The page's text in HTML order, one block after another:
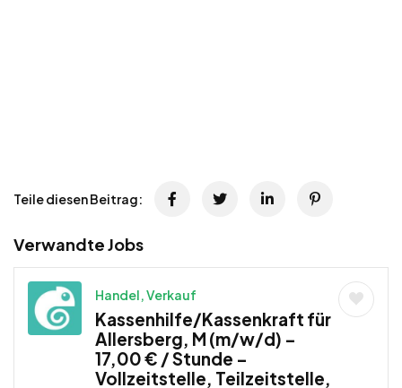
Teile diesen Beitrag:
Verwandte Jobs
Handel, Verkauf
Kassenhilfe/Kassenkraft für
Allersberg, M (m/w/d) –
17,00 € / Stunde –
Vollzeitstelle, Teilzeitstelle,